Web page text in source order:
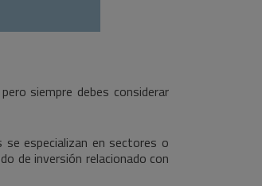
siempre debes considerar
especializan en sectores o
de inversión relacionado con